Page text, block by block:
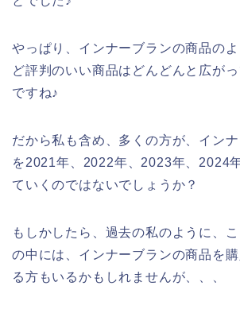
やっぱり、インナーブランの商品の
ど評判のいい商品はどんどんと広が
ですね♪
だから私も含め、多くの方が、イン
を2021年、2022年、2023年、2024
ていくのではないでしょうか？
もしかしたら、過去の私のように、
の中には、インナーブランの商品を
る方もいるかもしれませんが、、、